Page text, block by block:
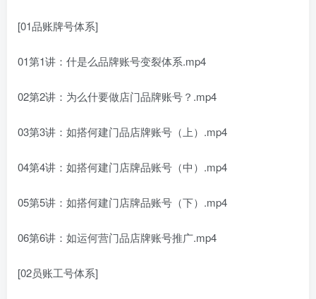
[01品账牌‬号体系]
01第1讲：什是么‬品牌账号变裂‬体系.mp4
02第2讲：为么什‬要做店门‬品牌账号？.mp4
03第3讲：如搭何‬建门品店‬牌账号（上）.mp4
04第4讲：如搭何‬建门店牌品‬账号（中）.mp4
05第5讲：如搭何‬建门店牌品‬账号（下）.mp4
06第6讲：如运何‬营门品店‬牌账号推广.mp4
[02员账工‬号体系]